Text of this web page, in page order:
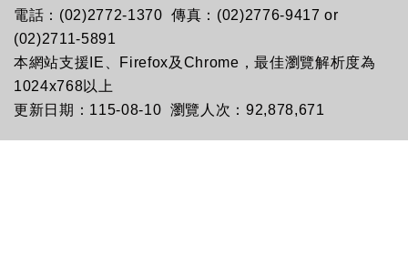
電話：(02)2772-1370 傳真：(02)2776-9417 or
(02)2711-5891
本網站支援IE、Firefox及Chrome，最佳瀏覽解析度為
1024x768以上
更新日期：115-08-10 瀏覽人次：92,878,671